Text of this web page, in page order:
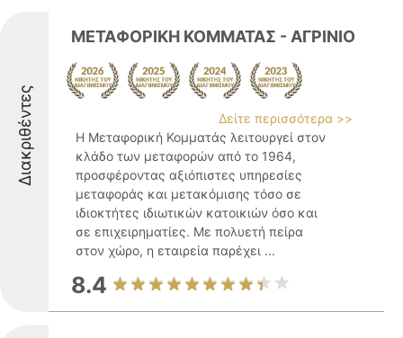
Διακριθέντες
ΜΕΤΑΦΟΡΙΚΗ ΚΟΜΜΑΤΑΣ - ΑΓΡΙΝΙΟ
Δείτε περισσότερα >>
Η Μεταφορική Κομματάς λειτουργεί στον
κλάδο των μεταφορών από το 1964,
προσφέροντας αξιόπιστες υπηρεσίες
μεταφοράς και μετακόμισης τόσο σε
ιδιοκτήτες ιδιωτικών κατοικιών όσο και
σε επιχειρηματίες. Με πολυετή πείρα
στον χώρο, η εταιρεία παρέχει ...
8.4